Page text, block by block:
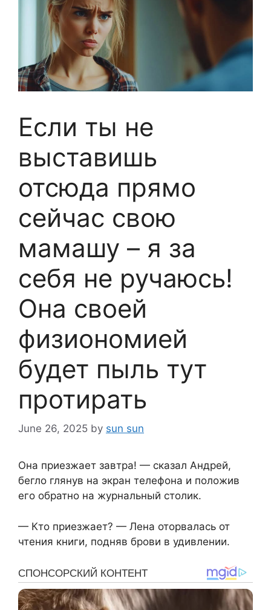
Если ты не
выставишь
отсюда прямо
сейчас свою
мамашу – я за
себя не ручаюсь!
Она своей
физиономией
будет пыль тут
протирать
June 26, 2025 by sun sun
Она приезжает завтра! — сказал Андрей,
бегло глянув на экран телефона и положив
его обратно на журнальный столик.
— Кто приезжает? — Лена оторвалась от
чтения книги, подняв брови в удивлении.